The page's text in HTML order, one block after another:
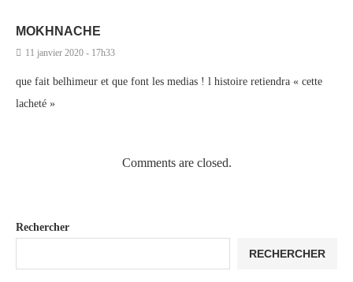
MOKHNACHE
11 janvier 2020 - 17h33
que fait belhimeur et que font les medias ! l histoire retiendra « cette
lacheté »
Comments are closed.
Rechercher
RECHERCHER